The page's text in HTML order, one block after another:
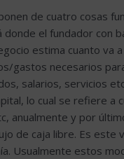
de cuatro cosas
el fundador con
estima cuanto va
gastos necesarios
salarios, servicios
lo cual se refiere a
anualmente y por
de caja libre. Es este
Usualmente estos